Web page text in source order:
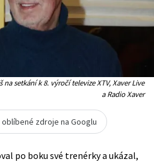
setkání k 8. výročí televize XTV, Xaver Live
a Radio Xaver
zdroje na Googlu
po boku své trenérky a ukázal,